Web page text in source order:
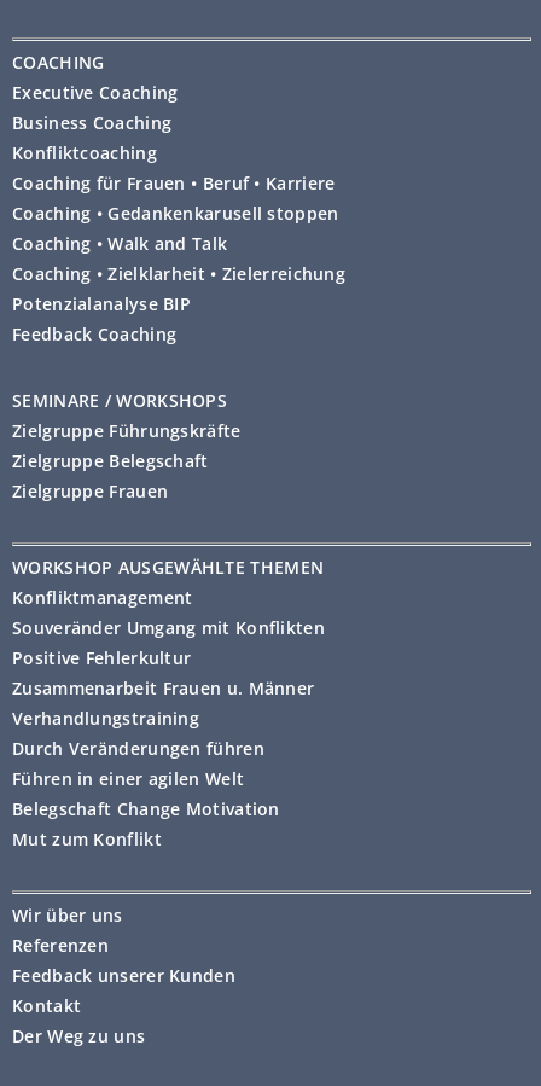
COACHING
Executive Coaching
Business Coaching
Konfliktcoaching
Coaching für Frauen • Beruf • Karriere
Coaching • Gedankenkarusell stoppen
Coaching • Walk and Talk
Coaching • Zielklarheit • Zielerreichung
Potenzialanalyse BIP
Feedback Coaching
SEMINARE / WORKSHOPS
Zielgruppe Führungskräfte
Zielgruppe Belegschaft
Zielgruppe Frauen
WORKSHOP AUSGEWÄHLTE THEMEN
Konfliktmanagement
Souveränder Umgang mit Konflikten
Positive Fehlerkultur
Zusammenarbeit Frauen u. Männer
Verhandlungstraining
Durch Veränderungen führen
Führen in einer agilen Welt
Belegschaft Change Motivation
Mut zum Konflikt
Wir über uns
Referenzen
Feedback unserer Kunden
Kontakt
Der Weg zu uns